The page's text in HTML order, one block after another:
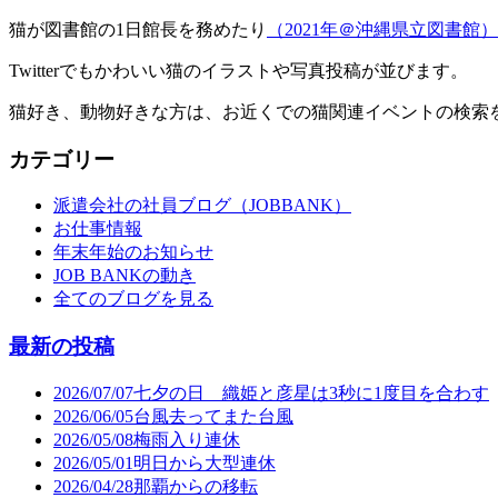
猫が図書館の1日館長を務めたり （2021年＠沖縄県立図書館）
Twitterでもかわいい猫のイラストや写真投稿が並びます。
猫好き、動物好きな方は、お近くでの猫関連イベントの検索
カテゴリー
派遣会社の社員ブログ（JOBBANK）
お仕事情報
年末年始のお知らせ
JOB BANKの動き
全てのブログを見る
最新の投稿
2026/07/07七夕の日 織姫と彦星は3秒に1度目を合わす
2026/06/05台風去ってまた台風
2026/05/08梅雨入り連休
2026/05/01 明日から大型連休
2026/04/28那覇からの移転